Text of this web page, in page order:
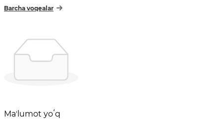
Barcha voqealar
Maʼlumot yoʻq